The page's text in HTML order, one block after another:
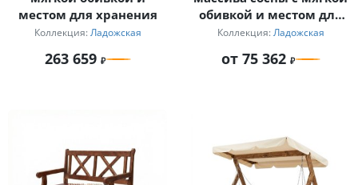
местом для хранения
Коллекция: Ладожская
263 659
обивкой и местом для
хранения
Коллекция: Ладожская
от 75 362